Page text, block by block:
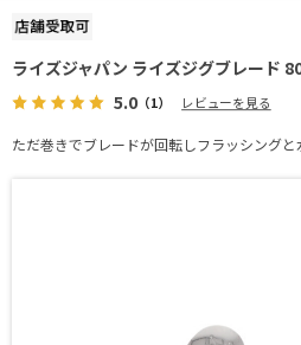
ライズジャパン ライズジグブレード
5.0（1） レビューを見る
ただ巻きでブレードが回転しフラッシング